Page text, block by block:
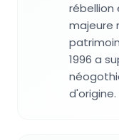
rébellion
majeure
1996 a
d'origine.